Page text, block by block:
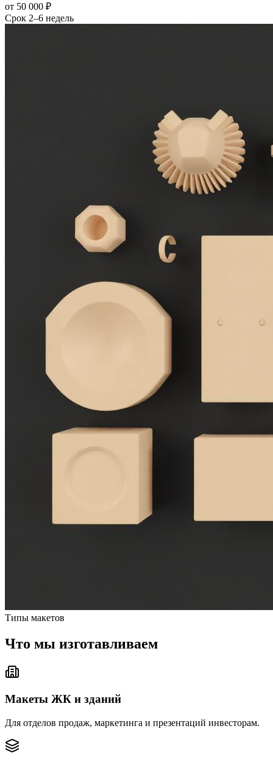
от 50 000 ₽
Срок 2–6 недель
Типы макетов
Что мы изготавливаем
Макеты ЖК и зданий
Для отделов продаж, маркетинга и презентаций инвесторам.